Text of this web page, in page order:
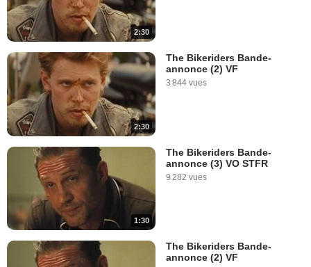
2:30
2:30
The Bikeriders Bande-
annonce (2) VF
3 844 vues
1:30
The Bikeriders Bande-
annonce (3) VO STFR
9 282 vues
The Bikeriders Bande-
annonce (2) VF